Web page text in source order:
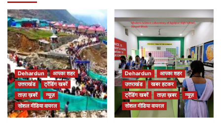
Dehardun
आपका शहर
उत्तराखंड
ट्रेंडिंग खबरें
ताज़ा ख़बरें
न्यूज़
सोशल मीडिया वायरल
Dehardun
आपका शहर
उत्तराखंड
खबर हटकर
ट्रेंडिंग खबरें
ताज़ा ख़बर
न्यूज़
सोशल मीडिया वायरल